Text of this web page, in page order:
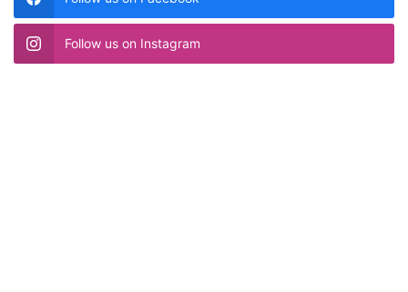
Follow us on Instagram